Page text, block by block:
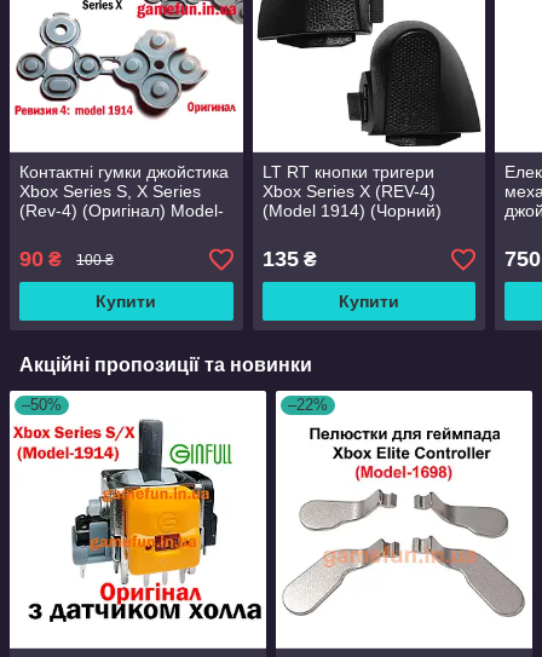
Контактні гумки джойстика
Xbox Series S, X Series
(Rev-4) (Оригінал) Model-
90 ₴ 100 ₴
Купити
LT RT кнопки тригери
Xbox Series X (REV-4)
(Model 1914) (Чорний)
135₴
Купити
750
Акційні пропозиції та новинки
–50% –22%